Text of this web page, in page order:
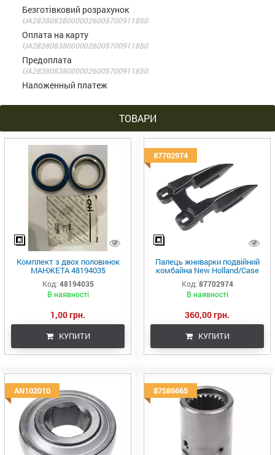
Безготівковий розрахунок
UA283808380000026005700911850
Оплата на карту
UA283808380000026005700911850
Предоплата
UA283808380000026005700911850
Наложенный платеж
ТОВАРИ
Комплект з двох половинок
МАНЖЕТА 48194035
(84573722, 84198544), QT500
Код: 48194035
В наявності
1,00 грн.
КУПИТИ
87702974
Палець жниварки подвійний
комбайна New Holland/Case
3020/3152/3162 (Parts
Express)
Код: 87702974
В наявності
360,00 грн.
КУПИТИ
AN102010 87586665